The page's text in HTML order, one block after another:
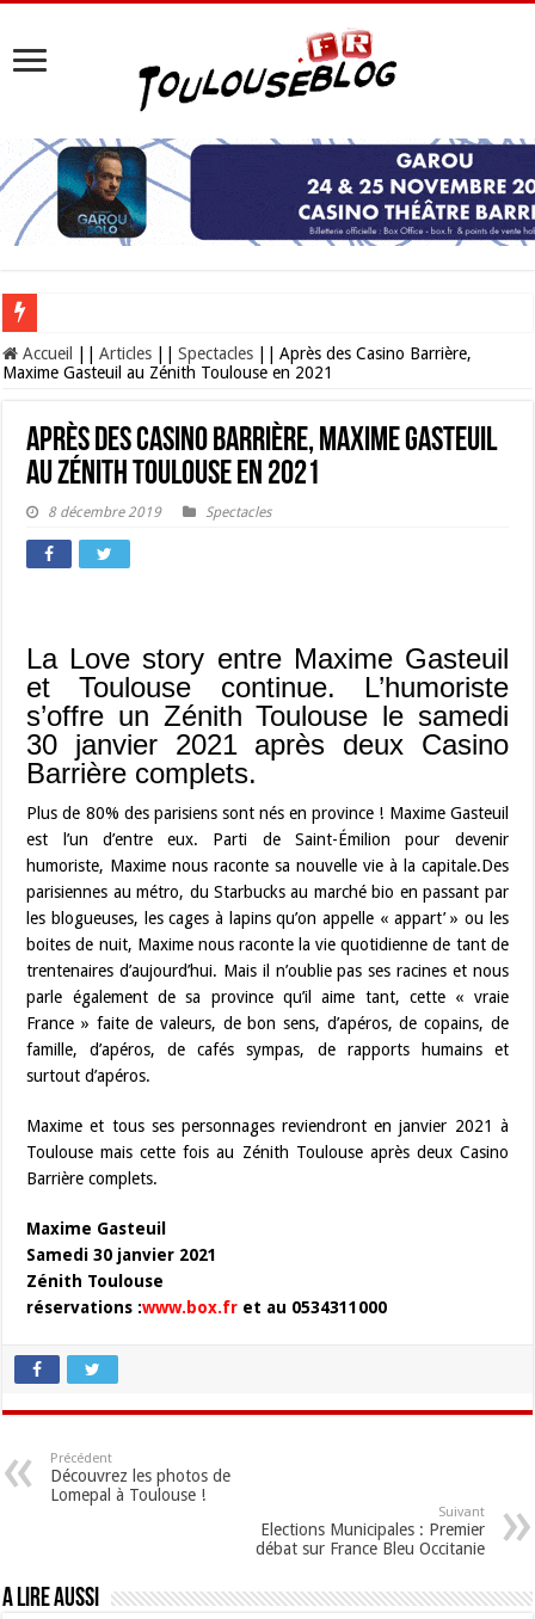
Les Nocturnes de la Cité de l’espace 2026 : l’événement incontournable de
Accueil Articles Spectacles
Après des Casino Barrière,
Maxime Gasteuil au Zénith Toulouse en 2021
Après des Casino Barrière, Maxime Gasteuil
au Zénith Toulouse en 2021
8 décembre 2019 Spectacles
La Love story entre Maxime Gasteuil
et Toulouse continue. L’humoriste
s’offre un Zénith Toulouse le samedi
30 janvier 2021 après deux Casino
Barrière complets.
Plus de 80% des parisiens sont nés en province ! Maxime Gasteuil
est l’un d’entre eux. Parti de Saint-Émilion pour devenir
humoriste, Maxime nous raconte sa nouvelle vie à la capitale.Des
parisiennes au métro, du Starbucks au marché bio en passant par
les blogueuses, les cages à lapins qu’on appelle « appart’ » ou les
boites de nuit, Maxime nous raconte la vie quotidienne de tant de
trentenaires d’aujourd’hui. Mais il n’oublie pas ses racines et nous
parle également de sa province qu’il aime tant, cette « vraie
France » faite de valeurs, de bon sens, d’apéros, de copains, de
famille, d’apéros, de cafés sympas, de rapports humains et
surtout d’apéros.
Maxime et tous ses personnages reviendront en janvier 2021 à
Toulouse mais cette fois au Zénith Toulouse après deux Casino
Barrière complets.
Maxime Gasteuil
Samedi 30 janvier 2021
Zénith Toulouse
réservations :www.box.fr et au 0534311000
Précédent
Découvrez les photos de
Lomepal à Toulouse !
Suivant
Elections Municipales : Premier
débat sur France Bleu Occitanie
A lire aussi